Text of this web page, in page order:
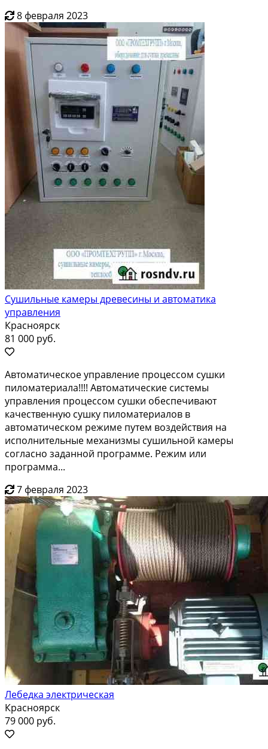
8 февраля 2023
Сушильные камеры древесины и автоматика
управления
Красноярск
81 000 руб.
Автоматическое управление процессом сушки
пиломатериала!!!! Автоматические системы
управления процессом сушки обеспечивают
качественную сушку пиломатериалов в
автоматическом режиме путем воздействия на
исполнительные механизмы сушильной камеры
согласно заданной программе. Режим или
программа...
7 февраля 2023
Лебедка электрическая
Красноярск
79 000 руб.